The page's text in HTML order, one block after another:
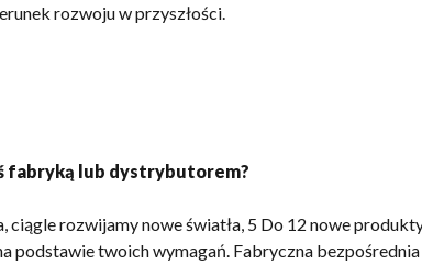
rozwoju w przyszłości.
fabryką lub dystrybutorem?
ciągle rozwijamy nowe światła, 5 Do 12 nowe
podstawie twoich wymagań. Fabryczna